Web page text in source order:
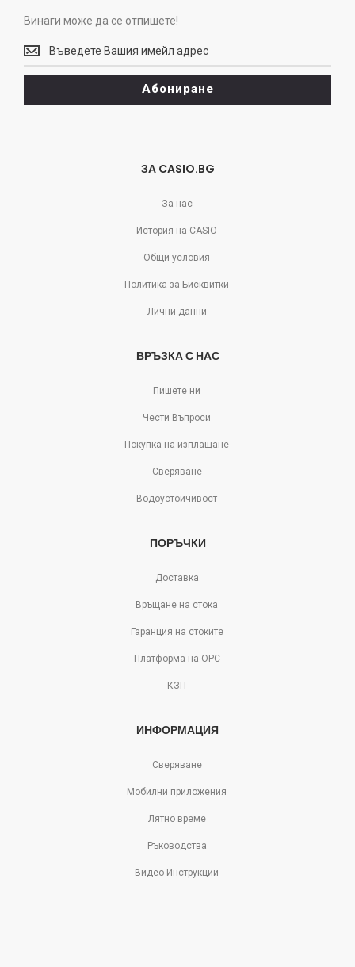
Винаги може да се отпишете!
Винаги
може
да
отпишете!
Абониране
ЗА CASIO.BG
За нас
История на CASIO
Общи условия
Политика за Бисквитки
Лични данни
ВРЪЗКА С НАС
Пишете ни
Чести Въпроси
Покупка на изплащане
Сверяване
Водоустойчивост
ПОРЪЧКИ
Доставка
Връщане на стока
Гаранция на стоките
Платформа на ОРС
КЗП
ИНФОРМАЦИЯ
Сверяване
Мобилни приложения
Лятно време
Ръководства
Видео Инструкции